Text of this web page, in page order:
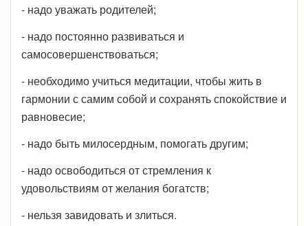
- надо уважать родителей;
- надо постоянно развиваться и
самосовершенствоваться;
- необходимо учиться медитации, чтобы жить в
гармонии с самим собой и сохранять спокойствие и
равновесие;
- надо быть милосердным, помогать другим;
- надо освободиться от стремления к
удовольствиям от желания богатств;
- нельзя завидовать и злиться.